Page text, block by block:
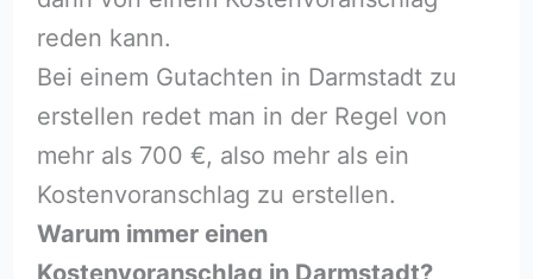
reden kann.
Bei einem Gutachten in Darmstadt zu
erstellen redet man in der Regel von
mehr als 700 €, also mehr als ein
Kostenvoranschlag zu erstellen.
Warum immer einen
Kostenvoranschlag in Darmstadt?